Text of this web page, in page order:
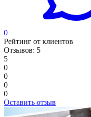
0
Рейтинг от клиентов
Отзывов: 5
5
0
0
0
0
Оставить отзыв